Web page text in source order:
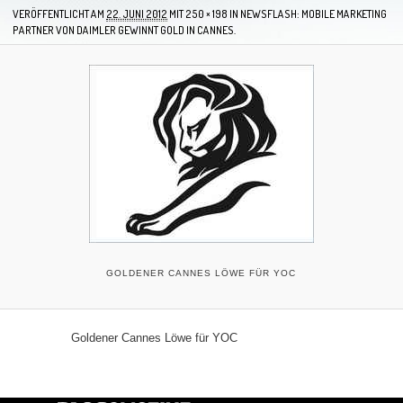
VERÖFFENTLICHT AM 22. JUNI 2012 MIT250 × 198 IN NEWSFLASH: MOBILE MARKETING
PARTNER VON DAIMLER GEWINNT GOLD IN CANNES.
GOLDENER CANNES LÖWE FÜR YOC
Goldener Cannes Löwe für YOC